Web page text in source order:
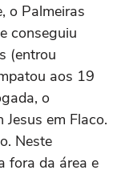
o Palmeiras
conseguiu
(entrou
aos 19
o
em Flaco.
Neste
fora da área e